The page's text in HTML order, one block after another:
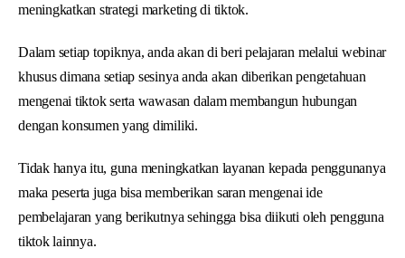
meningkatkan strategi marketing di tiktok.
Dalam setiap topiknya, anda akan di beri pelajaran melalui webinar
khusus dimana setiap sesinya anda akan diberikan pengetahuan
mengenai tiktok serta wawasan dalam membangun hubungan
dengan konsumen yang dimiliki.
Tidak hanya itu, guna meningkatkan layanan kepada penggunanya
maka peserta juga bisa memberikan saran mengenai ide
pembelajaran yang berikutnya sehingga bisa diikuti oleh pengguna
tiktok lainnya.